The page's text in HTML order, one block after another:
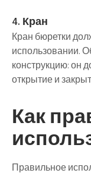
4. Кран
Кран бюретки
использовании.
конструкцию: он
открытие и
Как
Правильное